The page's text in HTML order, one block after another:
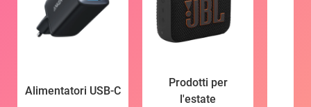
Alimentatori USB-C
Prodotti per
l'estate